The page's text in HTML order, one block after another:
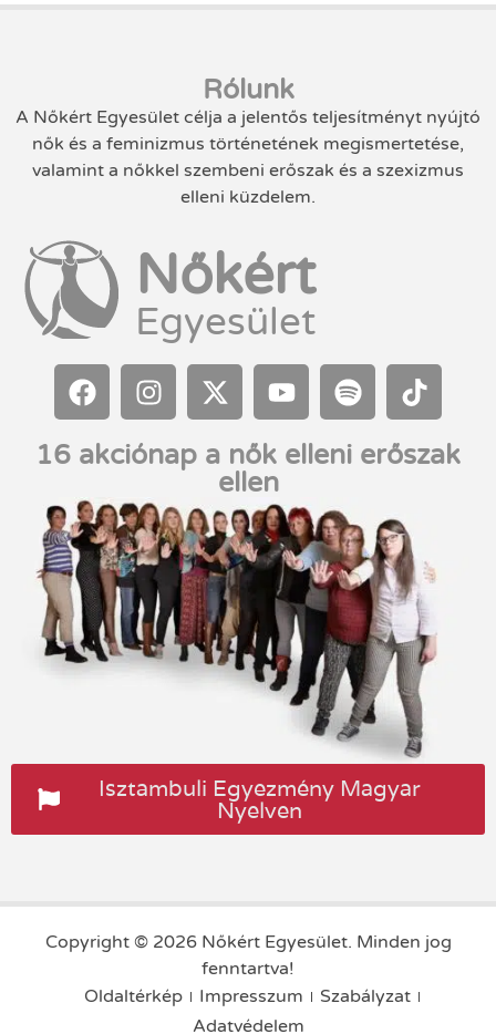
Rólunk
A Nőkért Egyesület célja a jelentős teljesítményt nyújtó
nők és a feminizmus történetének megismertetése,
valamint a nőkkel szembeni erőszak és a szexizmus
elleni küzdelem.
Nőkért
Egyesület
16 akciónap a nők elleni erőszak
ellen
Isztambuli Egyezmény Magyar
Nyelven
Copyright © 2026 Nőkért Egyesület. Minden jog
fenntartva!
Oldaltérkép
Impresszum
Szabályzat
Adatvédelem